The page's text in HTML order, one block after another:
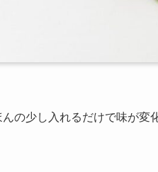
の少し入れるだけで味が変